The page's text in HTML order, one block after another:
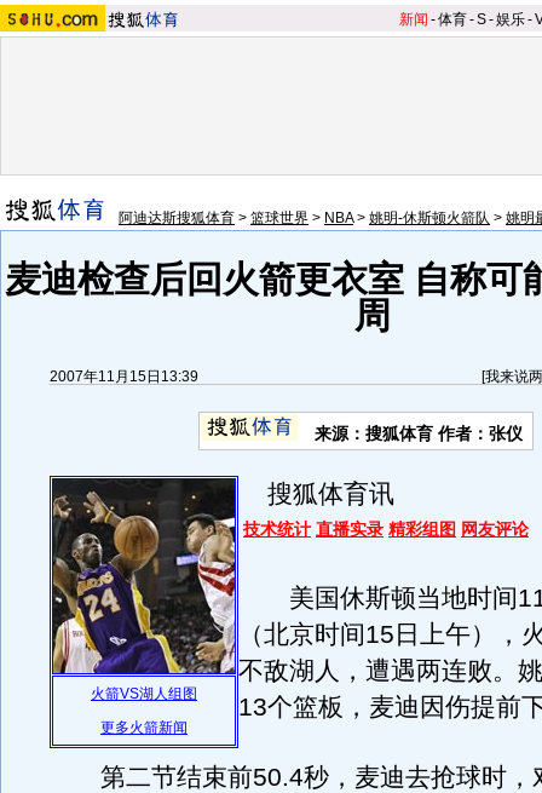
新闻 -体育-S-娱乐-
阿迪达斯搜狐体育 > 篮球世界 > NBA> 姚明-休斯顿火箭队 > 姚明
麦迪检查后回火箭更衣室 自称可
周
2007年11月15日13:39 [我来说
来源：搜狐体育 作者：张仪
搜狐体育讯
火箭VS湖人组图
更多火箭新闻
技术统计 直播实录 精彩组图 网友评论
美国休斯顿当地时间
（北京时间15日上午），
不敌湖人，遭遇两连败。
13个篮板，麦迪因伤提前
第二节结束前50.4秒，麦迪去抢球时，